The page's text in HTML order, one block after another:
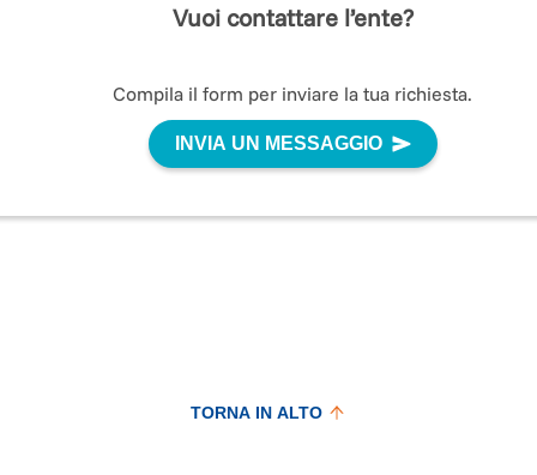
Vuoi contattare l’ente?
Compila il form per inviare la tua richiesta.
INVIA UN MESSAGGIO
TORNA IN ALTO